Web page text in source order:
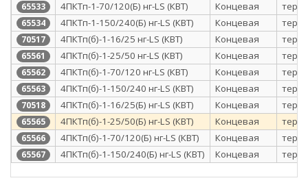
65533 4ПКТп-1-70/120(Б) нг-LS (КВТ) Концевая
65534 4ПКТп-1-150/240(Б) нг-LS (КВТ) Концевая
70517 4ПКТп(б)-1-16/25 нг-LS (КВТ) Концевая
65561 4ПКТп(б)-1-25/50 нг-LS (КВТ) Концевая
65562 4ПКТп(б)-1-70/120 нг-LS (КВТ) Концевая
65563 4ПКТп(б)-1-150/240 нг-LS (КВТ) Концевая
70518 4ПКТп(б)-1-16/25(Б) нг-LS (КВТ) Концевая
65565 4ПКТп(б)-1-25/50(Б) нг-LS (КВТ) Концевая
65566 4ПКТп(б)-1-70/120(Б) нг-LS (КВТ) Концевая
65567 4ПКТп(б)-1-150/240(Б) нг-LS (КВТ) Концевая